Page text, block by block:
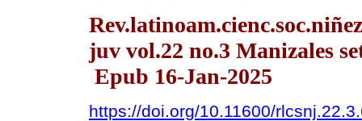
Rev.latinoam.cienc.soc.niñez
juv vol.22 no.3 Manizales
Epub 16-Jan-2025
https://doi.org/10.11600/